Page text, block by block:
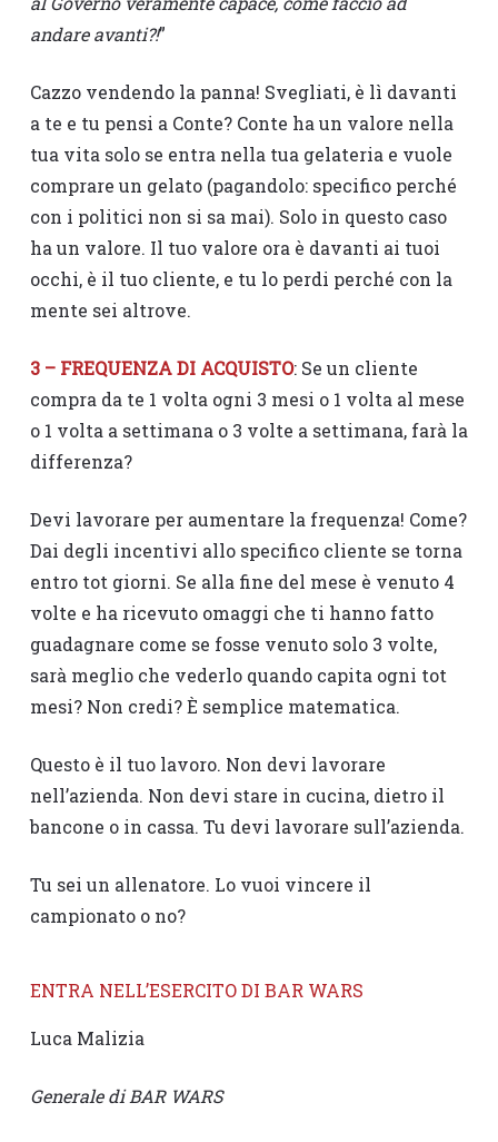
andare avanti?!”
Cazzo vendendo la panna! Svegliati, è lì davanti
a te e tu pensi a Conte? Conte ha un valore nella
tua vita solo se entra nella tua gelateria e vuole
comprare un gelato (pagandolo: specifico perché
con i politici non si sa mai). Solo in questo caso
ha un valore. Il tuo valore ora è davanti ai tuoi
occhi, è il tuo cliente, e tu lo perdi perché con la
mente sei altrove.
3 – FREQUENZA DI ACQUISTO: Se un cliente
compra da te 1 volta ogni 3 mesi o 1 volta al mese
o 1 volta a settimana o 3 volte a settimana, farà la
differenza?
Devi lavorare per aumentare la frequenza! Come?
Dai degli incentivi allo specifico cliente se torna
entro tot giorni. Se alla fine del mese è venuto 4
volte e ha ricevuto omaggi che ti hanno fatto
guadagnare come se fosse venuto solo 3 volte,
sarà meglio che vederlo quando capita ogni tot
mesi? Non credi? È semplice matematica.
Questo è il tuo lavoro. Non devi lavorare
nell’azienda. Non devi stare in cucina, dietro il
bancone o in cassa. Tu devi lavorare sull’azienda.
Tu sei un allenatore. Lo vuoi vincere il
campionato o no?
ENTRA NELL’ESERCITO DI BAR WARS
Luca Malizia
Generale di BAR WARS